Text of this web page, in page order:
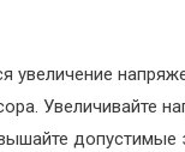
увеличение
Увеличивайте